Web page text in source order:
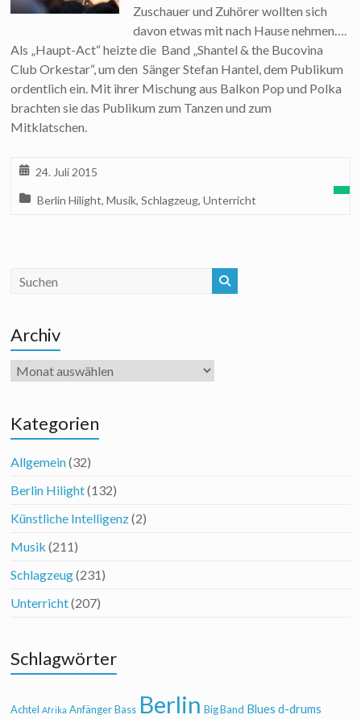
Zuschauer und Zuhörer wollten sich
davon etwas mit nach Hause nehmen….
Als „Haupt-Act“ heizte die Band „Shantel & the Bucovina
Club Orkestar“, um den Sänger Stefan Hantel, dem Publikum
ordentlich ein. Mit ihrer Mischung aus Balkon Pop und Polka
brachten sie das Publikum zum Tanzen und zum
Mitklatschen.
24. Juli 2015
Berlin Hilight,Musik,Schlagzeug,Unterricht
Archiv
Archiv
Kategorien
Allgemein(32)
Berlin Hilight(132)
Künstliche Intelligenz(2)
Musik (211)
Schlagzeug(231)
Unterricht(207)
Schlagwörter
Achtel Afrika Anfänger Bass Berlin Big Band Blues d-drums